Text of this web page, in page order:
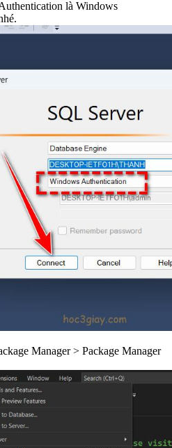
là Windows
Manager > Package Manager